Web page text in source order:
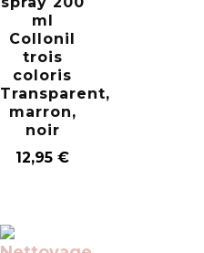
ml
Collonil
trois
coloris
Transparent,
marron,
noir
12,95€